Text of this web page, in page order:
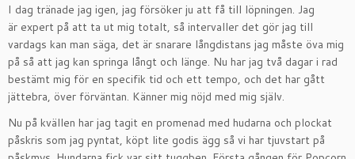
I dag tränade jag igen, jag försöker ju att få till löpningen. Jag
är expert på att ta ut mig totalt, så intervaller det gör jag till
vardags kan man säga, det är snarare långdistans jag måste öva mig
på så att jag kan springa långt och länge. Nu har jag två dagar i rad
bestämt mig för en specifik tid och ett tempo, och det har gått
jättebra, över förväntan. Känner mig nöjd med mig själv.
Nu på kvällen har jag tagit en promenad med hudarna och plockat
påskris som jag pyntat, köpt lite godis ägg så vi har tjuvstart på